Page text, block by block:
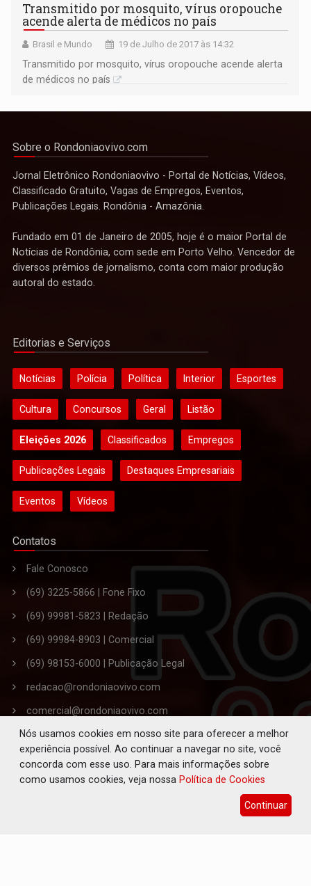
Transmitido por mosquito, vírus oropouche
acende alerta de médicos no país
Brasil e Mundo 19 de Julho de 2017 às 14:32
Transmitido por mosquito, vírus oropouche acende alerta
de médicos no país
Sobre o Rondoniaovivo.com
Jornal Eletrônico Rondoniaovivo - Portal de Notícias, Vídeos,
Classificado Gratuito, Vagas de Empregos, Eventos,
Publicações Legais. Rondônia - Amazônia.
Fundado em 01 de Janeiro de 2005, hoje é o maior Portal de
Notícias de Rondônia, com sede em Porto Velho. Vencedor de
diversos prêmios de jornalismo, conta com maior produção
autoral do estado.
Editorias e Serviços
Notícias Polícia Política Interior Esportes
Cultura Concursos Geral Listão
Eleições 2026 Classificados Empregos
Publicações Legais Destaques Empresariais
Eventos Vídeos
Contatos
Fale Conosco
(69) 3225-5866 | Fone Fixo
(69) 99981-5823 | Redação
(69) 99984-8903 | Comercial
(69) 98153-6000 | Publicação Legal
redacao@rondoniaovivo.com
comercial@rondoniaovivo.com
publicacaolegal@rondoniaovivo.com
Endereço: Rua Joaquim Araújo Lima, nº 3445,
Bairro Embratel. - Porto Velho - RO
CEP 76.820-863
Editor-Chefe da Redação: Solano de Souza Ferreira
Nós usamos cookies em nosso site para oferecer a melhor
experiência possível. Ao continuar a navegar no site, você
concorda com esse uso. Para mais informações sobre
como usamos cookies, veja nossa Política de Cookies
Continuar